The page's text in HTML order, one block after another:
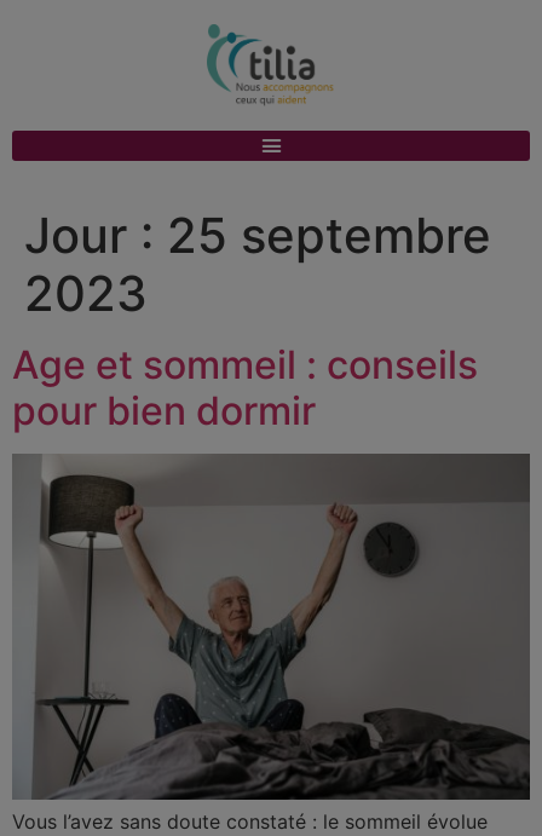
Jour : 25 septembre
2023
Age et sommeil : conseils
pour bien dormir
Vous l’avez sans doute constaté : le sommeil évolue